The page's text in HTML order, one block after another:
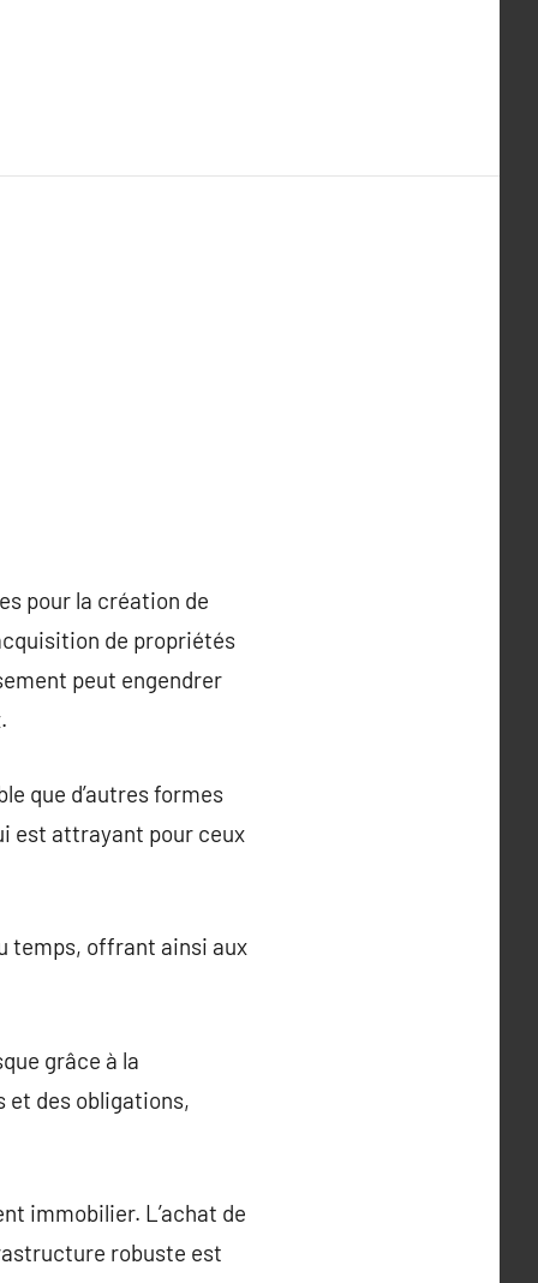
pour la création de
de propriétés
peut engendrer
que d’autres formes
est attrayant pour ceux
temps, offrant ainsi aux
grâce à la
et des obligations,
immobilier. L’achat de
robuste est